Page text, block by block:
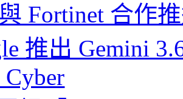
Fortinet 合作
推出 Gemini
Cyber